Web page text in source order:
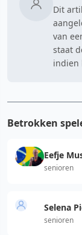
Dit
van
staat
indien
Betrokken
Eefje
senioren
Selena
senioren